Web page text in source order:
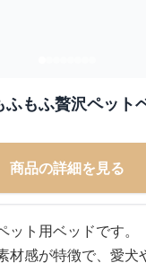
もふ贅沢ペット
商品の詳細を見る
ト用ベッドです。
材感が特徴で、愛犬